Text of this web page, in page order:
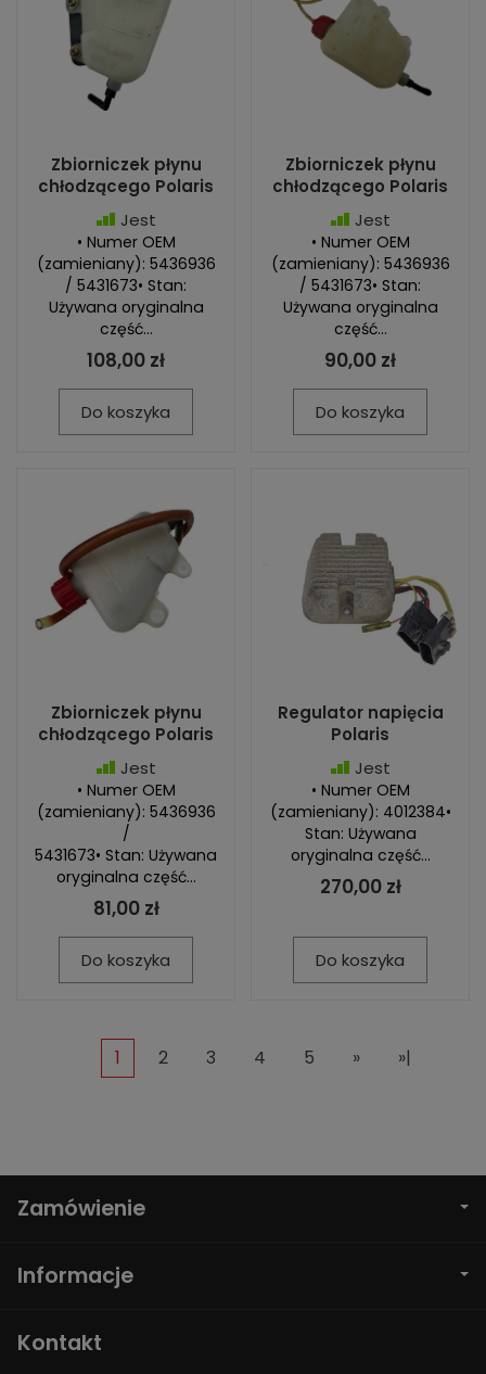
Zbiorniczek płynu
chłodzącego Polaris
Jest
• Numer OEM
(zamieniany): 5436936
/ 5431673• Stan:
Używana oryginalna
część...
108,00 zł
Do koszyka
Zbiorniczek płynu
chłodzącego Polaris
Jest
• Numer OEM
(zamieniany): 5436936
/ 5431673• Stan:
Używana oryginalna
część...
90,00 zł
Do koszyka
Zbiorniczek płynu
chłodzącego Polaris
Jest
• Numer OEM
(zamieniany): 5436936
/
5431673• Stan: Używana
oryginalna część...
81,00 zł
Do koszyka
Regulator napięcia
Polaris
Jest
• Numer OEM
(zamieniany): 4012384•
Stan: Używana
oryginalna część...
270,00 zł
Do koszyka
1 2 3 4 5 » »|
Zamówienie
Informacje
Kontakt